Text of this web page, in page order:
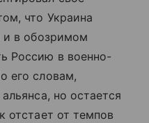
что Украина
и в обозримом
Россию в военно-
его словам,
но остается
отстает от темпов